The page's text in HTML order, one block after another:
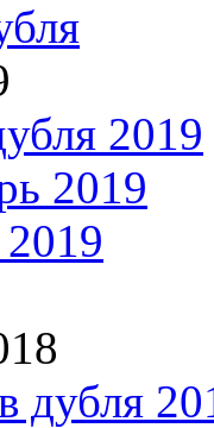
2019
2019
дубля